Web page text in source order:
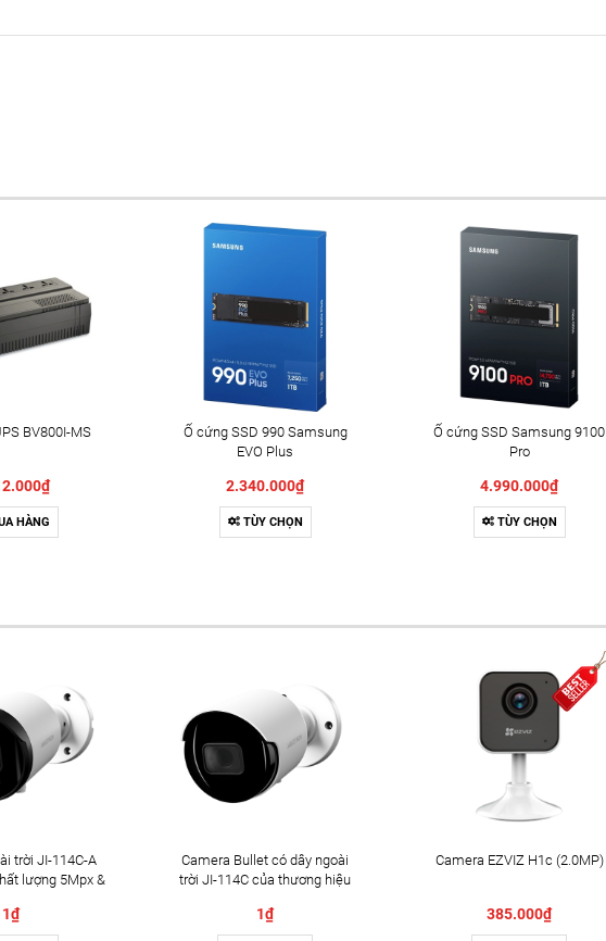
BV800I-MS
HÀNG
Ổ cứng SSD 990 Samsung
EVO Plus
2.340.000₫
TÙY CHỌN
Ổ cứng SSD Samsung 9100
Pro
4.990.000₫
TÙY CHỌN
trời JI-114C-A
lượng 5Mpx &
1₫
Camera Bullet có dây ngoài
trời JI-114C của thương hiệu
1₫
Camera EZVIZ H1c (2.0MP)
385.000₫